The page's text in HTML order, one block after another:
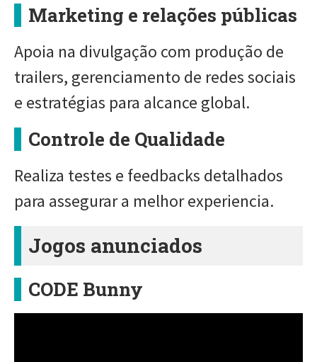
Marketing e relações públicas
Apoia na divulgação com produção de
trailers, gerenciamento de redes sociais
e estratégias para alcance global.
Controle de Qualidade
Realiza testes e feedbacks detalhados
para assegurar a melhor experiencia.
Jogos anunciados
CODE Bunny